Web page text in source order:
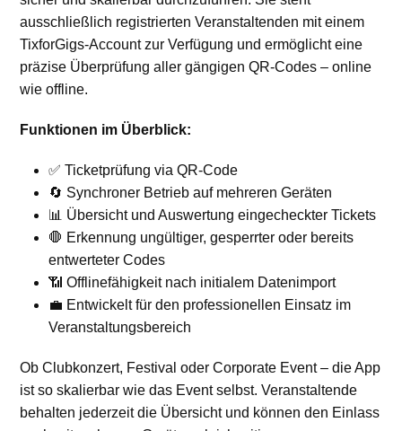
ausschließlich registrierten Veranstaltenden mit einem
TixforGigs-Account zur Verfügung und ermöglicht eine
präzise Überprüfung aller gängigen QR-Codes – online
wie offline.
Funktionen im Überblick:
✅ Ticketprüfung via QR-Code
🔄 Synchroner Betrieb auf mehreren Geräten
📊 Übersicht und Auswertung eingecheckter Tickets
🛑 Erkennung ungültiger, gesperrter oder bereits
entwerteter Codes
📶 Offlinefähigkeit nach initialem Datenimport
💼 Entwickelt für den professionellen Einsatz im
Veranstaltungsbereich
Ob Clubkonzert, Festival oder Corporate Event – die App
ist so skalierbar wie das Event selbst. Veranstaltende
behalten jederzeit die Übersicht und können den Einlass